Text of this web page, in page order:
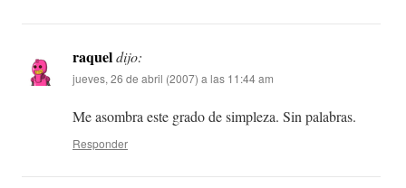
raqueldijo:
jueves, 26 de abril (2007) a las 11:44 am
Me asombra este grado de simpleza. Sin palabras.
Responder